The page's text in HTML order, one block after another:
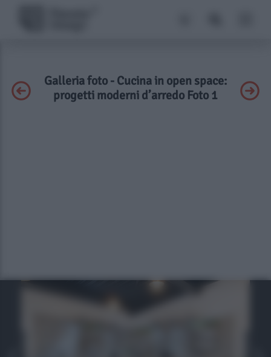
Galleria foto - Cucina in open space:
progetti moderni d’arredo Foto 1